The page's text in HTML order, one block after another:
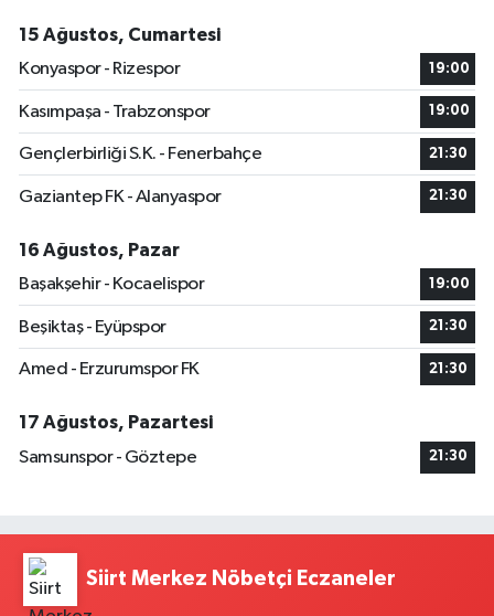
15 Ağustos, Cumartesi
Konyaspor - Rizespor
19:00
Kasımpaşa - Trabzonspor 19:00
Gençlerbirliği S.K. - Fenerbahçe 21:30
Gaziantep FK - Alanyaspor 21:30
16 Ağustos, Pazar
Başakşehir - Kocaelispor
19:00
Beşiktaş - Eyüpspor 21:30
Amed - Erzurumspor FK 21:30
17 Ağustos, Pazartesi
Samsunspor - Göztepe
21:30
Siirt Merkez Nöbetçi Eczaneler